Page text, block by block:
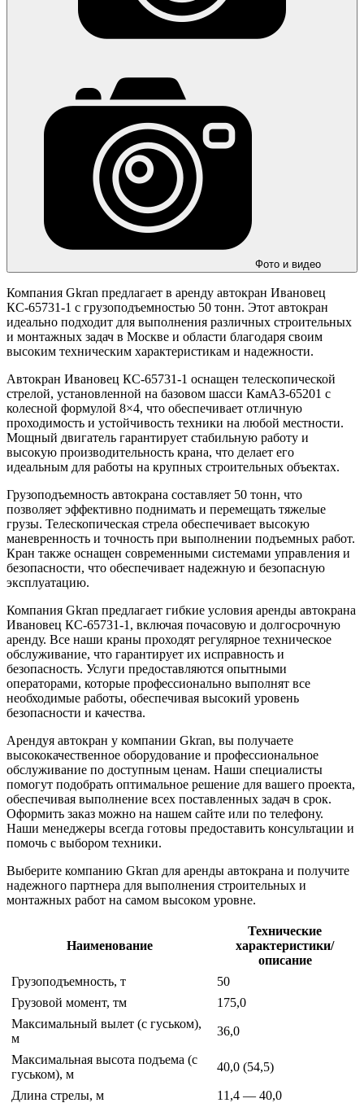
Фото и видео
Компания Gkran предлагает в аренду автокран Ивановец
КС-65731-1 с грузоподъемностью 50 тонн. Этот автокран
идеально подходит для выполнения различных строительных
и монтажных задач в Москве и области благодаря своим
высоким техническим характеристикам и надежности.
Автокран Ивановец КС-65731-1 оснащен телескопической
стрелой, установленной на базовом шасси КамАЗ-65201 с
колесной формулой 8×4, что обеспечивает отличную
проходимость и устойчивость техники на любой местности.
Мощный двигатель гарантирует стабильную работу и
высокую производительность крана, что делает его
идеальным для работы на крупных строительных объектах.
Грузоподъемность автокрана составляет 50 тонн, что
позволяет эффективно поднимать и перемещать тяжелые
грузы. Телескопическая стрела обеспечивает высокую
маневренность и точность при выполнении подъемных работ.
Кран также оснащен современными системами управления и
безопасности, что обеспечивает надежную и безопасную
эксплуатацию.
Компания Gkran предлагает гибкие условия аренды автокрана
Ивановец КС-65731-1, включая почасовую и долгосрочную
аренду. Все наши краны проходят регулярное техническое
обслуживание, что гарантирует их исправность и
безопасность. Услуги предоставляются опытными
операторами, которые профессионально выполнят все
необходимые работы, обеспечивая высокий уровень
безопасности и качества.
Арендуя автокран у компании Gkran, вы получаете
высококачественное оборудование и профессиональное
обслуживание по доступным ценам. Наши специалисты
помогут подобрать оптимальное решение для вашего проекта,
обеспечивая выполнение всех поставленных задач в срок.
Оформить заказ можно на нашем сайте или по телефону.
Наши менеджеры всегда готовы предоставить консультации и
помочь с выбором техники.
Выберите компанию Gkran для аренды автокрана и получите
надежного партнера для выполнения строительных и
монтажных работ на самом высоком уровне.
Наименование
Технические
характеристики/
описание
Грузоподъемность, т
50
Грузовой момент, тм
175,0
Максимальный вылет (с гуськом),
м
36,0
Максимальная высота подъема (с
гуськом), м
40,0 (54,5)
Длина стрелы, м
11,4 — 40,0